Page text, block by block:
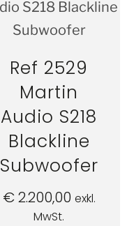
Ref 2529
Martin
Audio S218
Blackline
Subwoofer
€2.200,00 exkl.
MwSt.